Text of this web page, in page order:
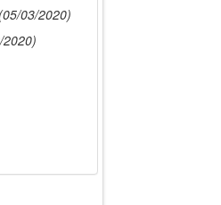
(05/03/2020)
2020)